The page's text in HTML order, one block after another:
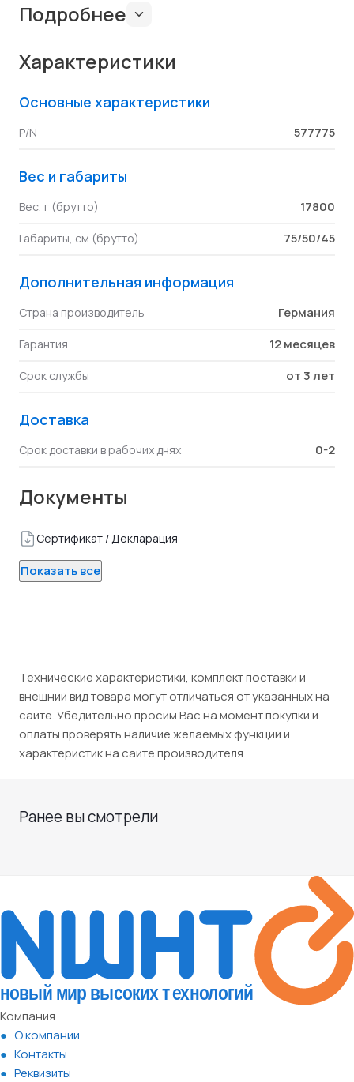
Подробнее
Характеристики
Основные характеристики
P/N 577775
Вес и габариты
Вес, г (брутто) 17800
Габариты, см (брутто) 75/50/45
Дополнительная информация
Страна производитель Германия
Гарантия 12 месяцев
Срок службы от 3 лет
Доставка
Срок доставки в рабочих днях 0-2
Документы
Сертификат / Декларация
Показать все
Технические характеристики, комплект поставки и
внешний вид товара могут отличаться от указанных на
сайте. Убедительно просим Вас на момент покупки и
оплаты проверять наличие желаемых функций и
характеристик на сайте производителя.
Ранее вы смотрели
Компания
О компании
Контакты
Реквизиты